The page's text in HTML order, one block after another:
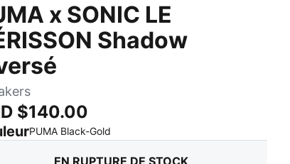
x SONIC LE
Shadow
$140.00
PUMA Black-Gold
EN RUPTURE DE STOCK